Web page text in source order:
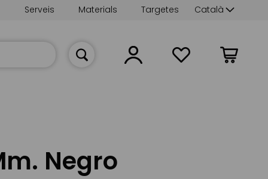
Language
Català
Targetes
Materials
Serveis
La meva
Negro